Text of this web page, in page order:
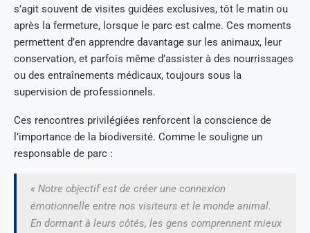
s’agit souvent de visites guidées exclusives, tôt le matin ou
après la fermeture, lorsque le parc est calme. Ces moments
permettent d’en apprendre davantage sur les animaux, leur
conservation, et parfois même d’assister à des nourrissages
ou des entraînements médicaux, toujours sous la
supervision de professionnels.
Ces rencontres privilégiées renforcent la conscience de
l’importance de la biodiversité. Comme le souligne un
responsable de parc :
« Notre objectif est de créer une connexion
émotionnelle entre nos visiteurs et le monde animal.
En dormant à leurs côtés, les gens comprennent mieux